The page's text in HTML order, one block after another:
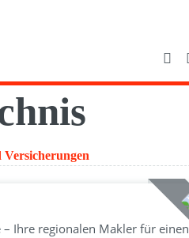
Ihre regionalen Makler für einen